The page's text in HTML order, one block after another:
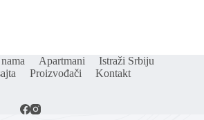
Apartmani
Istraži Srbiju
Proizvođači Kontakt